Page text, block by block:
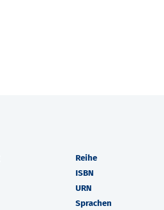
Reihe
ISBN
URN
Sprachen